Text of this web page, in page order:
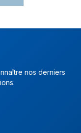
nos derniers